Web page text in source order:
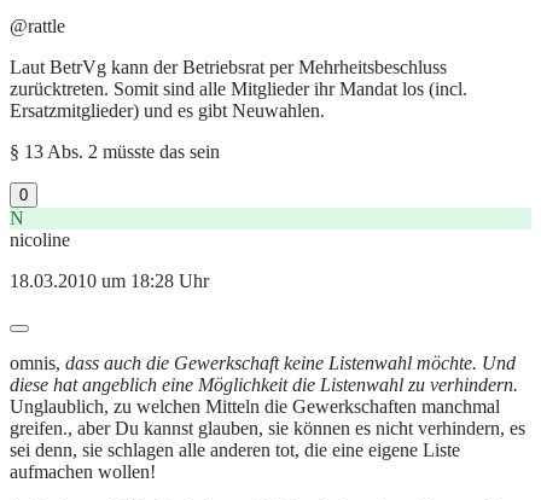
@rattle
Laut BetrVg kann der Betriebsrat per Mehrheitsbeschluss
zurücktreten. Somit sind alle Mitglieder ihr Mandat los (incl.
Ersatzmitglieder) und es gibt Neuwahlen.
§ 13 Abs. 2 müsste das sein
0
N
nicoline
18.03.2010 um 18:28 Uhr
omnis, dass auch die Gewerkschaft keine Listenwahl möchte. Und
diese hat angeblich eine Möglichkeit die Listenwahl zu verhindern.
Unglaublich, zu welchen Mitteln die Gewerkschaften manchmal
greifen., aber Du kannst glauben, sie können es nicht verhindern, es
sei denn, sie schlagen alle anderen tot, die eine eigene Liste
aufmachen wollen!